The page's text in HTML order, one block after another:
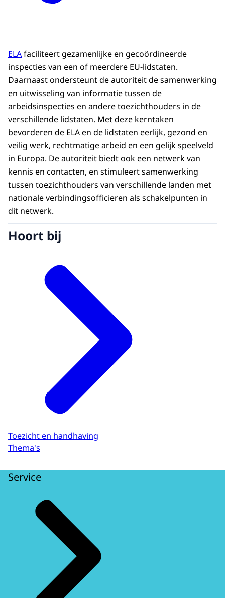
ELAfaciliteert gezamenlijke en gecoördineerde
inspecties van een of meerdere EU-lidstaten.
Daarnaast ondersteunt de autoriteit de samenwerking
en uitwisseling van informatie tussen de
arbeidsinspecties en andere toezichthouders in de
verschillende lidstaten. Met deze kerntaken
bevorderen de ELA en de lidstaten eerlijk, gezond en
veilig werk, rechtmatige arbeid en een gelijk speelveld
in Europa. De autoriteit biedt ook een netwerk van
kennis en contacten, en stimuleert samenwerking
tussen toezichthouders van verschillende landen met
nationale verbindingsofficieren als schakelpunten in
dit netwerk.
Hoort bij
Toezicht en handhaving
Thema's
Service